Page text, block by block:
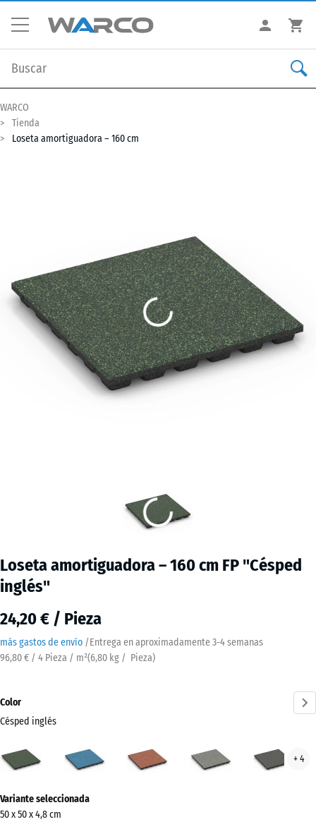
WARCO
Tienda
Loseta amortiguadora – 160 cm
Loseta amortiguadora – 160 cm FP "Césped
inglés"
24,20 € / Pieza
más gastos de envío /Entrega en aproximadamente3-4 semanas
96,80 € / 4 Pieza / m²(6,80 kg / Pieza)
Color
Césped inglés
inglés
gris
+ 4
información
sobre
Variante seleccionada
50 x 50 x 4,8 cm